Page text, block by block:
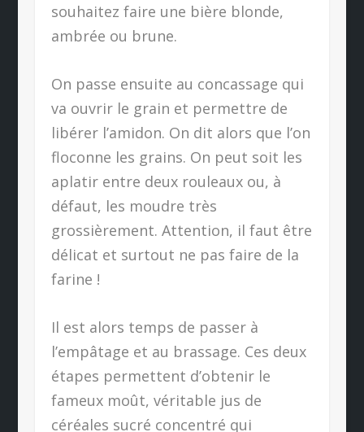
souhaitez faire une bière blonde,
ambrée ou brune.
On passe ensuite au concassage qui
va ouvrir le grain et permettre de
libérer l’amidon. On dit alors que l’on
floconne les grains. On peut soit les
aplatir entre deux rouleaux ou, à
défaut, les moudre très
grossièrement. Attention, il faut être
délicat et surtout ne pas faire de la
farine !
Il est alors temps de passer à
l’empâtage et au brassage. Ces deux
étapes permettent d’obtenir le
fameux moût, véritable jus de
céréales sucré concentré qui